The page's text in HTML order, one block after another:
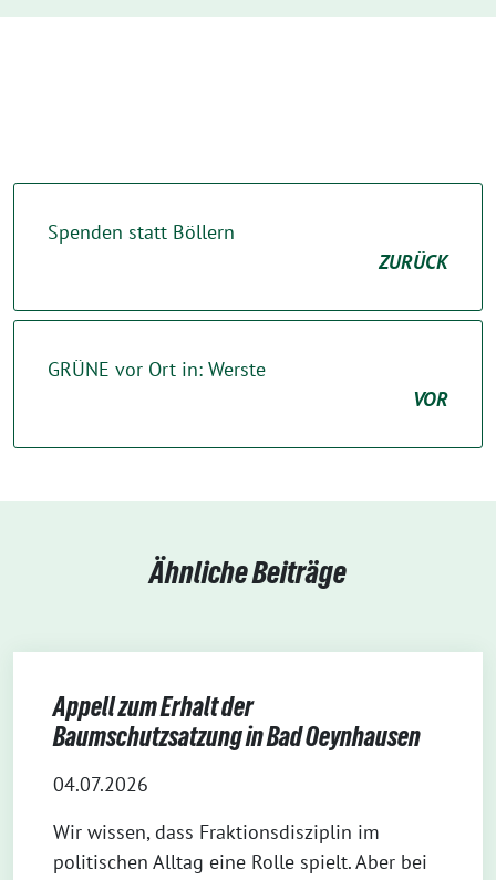
Spenden statt Böllern
ZURÜCK
GRÜNE vor Ort in: Werste
VOR
Ähnliche Beiträge
Appell zum Erhalt der
Baumschutzsatzung in Bad Oeynhausen
04.07.2026
Wir wissen, dass Fraktionsdisziplin im
politischen Alltag eine Rolle spielt. Aber bei